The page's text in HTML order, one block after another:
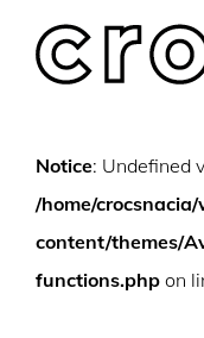
Notice: Undefined
/home/
content/themes/
functions.php on